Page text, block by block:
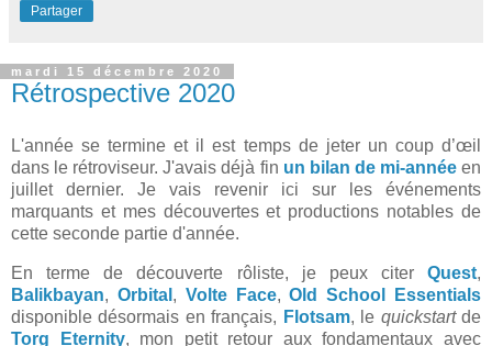
Partager
mardi 15 décembre 2020
Rétrospective 2020
L'année se termine et il est temps de jeter un coup d’œil
dans le rétroviseur. J'avais déjà fin un bilan de mi-annéeen
juillet dernier. Je vais revenir ici sur les événements
marquants et mes découvertes et productions notables de
cette seconde partie d'année.
En terme de découverte rôliste, je peux citer Quest,
Balikbayan, Orbital , Volte Face,Old School Essentials
disponible désormais en français, Flotsam, le quickstartde
Torg Eternity, mon petit retour aux fondamentaux avec